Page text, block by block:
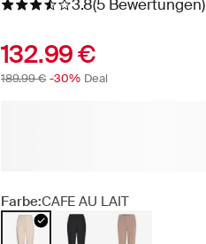
3.8(5 Bewertungen)
132.99 €
189.99 € -30% Deal
Farbe:CAFE AU LAIT